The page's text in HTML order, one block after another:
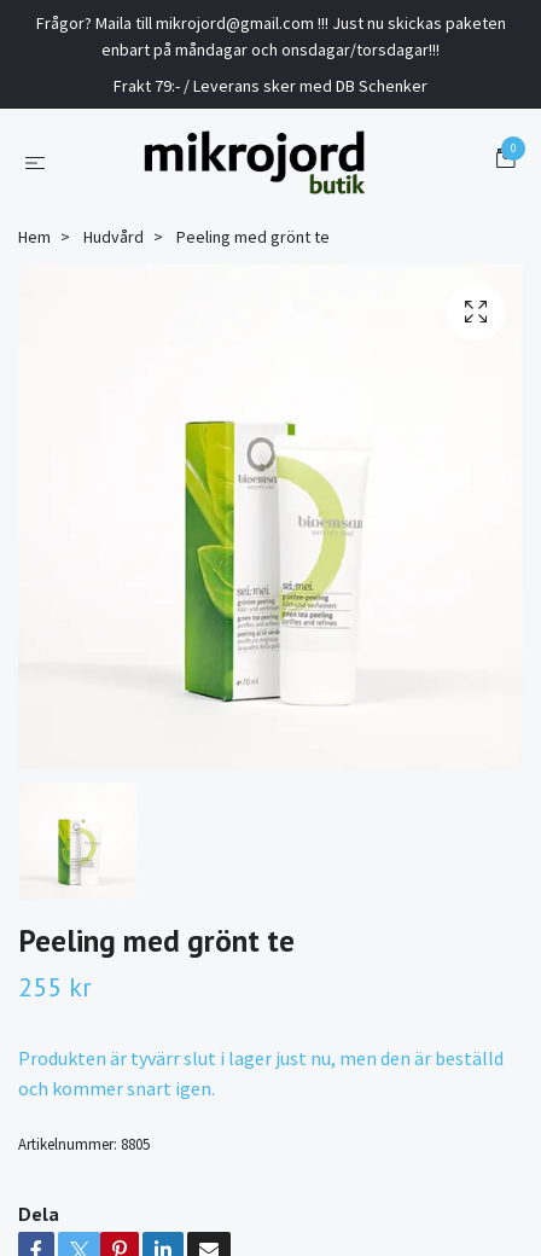
Frågor? Maila tillmikrojord@gmail.com !!! Just nu skickas paketen
enbart på måndagar och onsdagar/torsdagar!!!
Frakt 79:- / Leverans sker med DB Schenker
0
Hem Hudvård Peeling med grönt te
Peeling med grönt te
255 kr
Produkten är tyvärr slut i lager just nu, men den är beställd
och kommer snart igen.
Artikelnummer: 8805
Dela